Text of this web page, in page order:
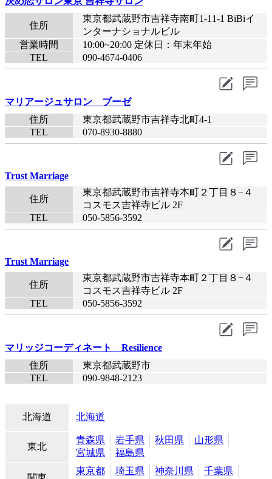
住所
東京都武蔵野市吉祥寺南町1-11-1 BiBiイ
ンターナショナルビル
営業時間
10:00~20:00 定休日：年末年始
TEL
090-4674-0406
マリアージュサロン ブーゼ
住所
東京都武蔵野市吉祥寺北町4-1
TEL
070-8930-8880​
Trust Marriage
住所
東京都武蔵野市吉祥寺本町２丁目８−４
コスモス吉祥寺ビル 2F
TEL
050-5856-3592​
Trust Marriage
住所
東京都武蔵野市吉祥寺本町２丁目８−４
コスモス吉祥寺ビル 2F
TEL
050-5856-3592​
マリッジコーディネート Resilience
住所
東京都武蔵野市
TEL
090-9848-2123​
北海道 北海道
東北
青森県 岩手県 秋田県
山形県
宮城県
福島県
東京都 埼玉県 神奈川県
千葉県